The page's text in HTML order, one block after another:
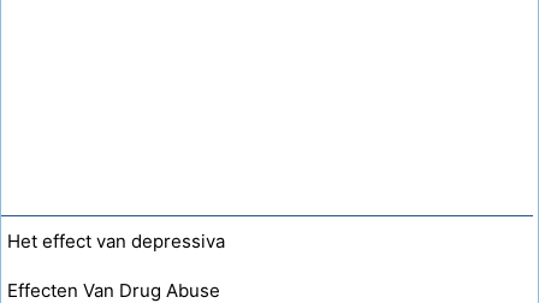
Het effect van depressiva
Effecten Van Drug Abuse